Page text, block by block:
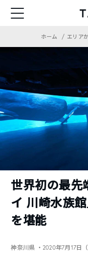
ホーム エリア
世界初の最先
イ 川崎水族
を堪能
神奈川県 ・2020年7月17日